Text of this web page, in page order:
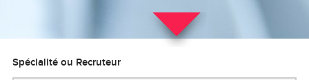
Spécialité ou Recruteur